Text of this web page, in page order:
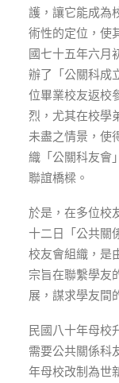
護，讓它能成為
術性的定位，使
國七十五年六月
辦了「公關科成
位畢業校友返校
烈，尤其在校學
未盡之情景，使
織「公關科友會
聯誼橋樑。
於是，在多位校
十二日「公共關
校友會組織，是
宗旨在聯繫學友
展，謀求學友間
民國八十年母校
需要公共關係科
年母校改制為世